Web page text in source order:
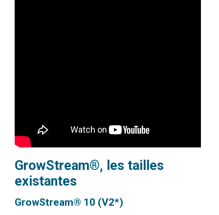
GrowStream®, les tailles
existantes
GrowStream® 10 (V2*)